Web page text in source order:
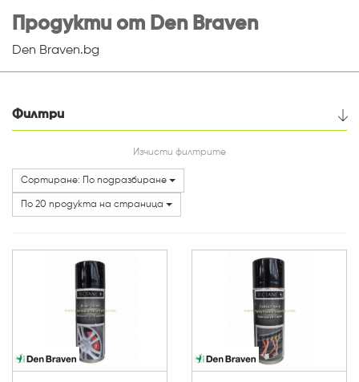
Продукти от Den Braven
Den Braven.bg
Филтри
Категории
Изчисти филтрите
Сортиране: По подразбиране
По 20 продукта на страница